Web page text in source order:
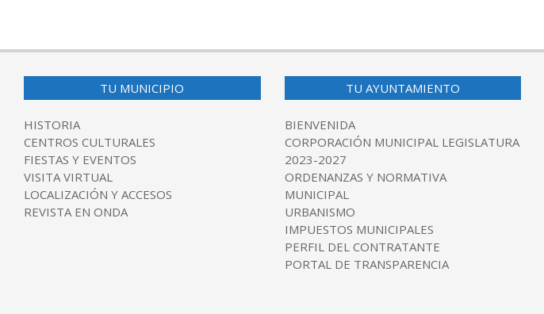
05-
TU MUNICIPIO
HISTORIA
CENTROS CULTURALES
FIESTAS Y EVENTOS
VISITA VIRTUAL
LOCALIZACIÓN Y ACCESOS
REVISTA EN ONDA
TU AYUNTAMIENTO
BIENVENIDA
CORPORACIÓN MUNICIPAL LEGISLATURA
2023-2027
ORDENANZAS Y NORMATIVA
MUNICIPAL
URBANISMO
IMPUESTOS MUNICIPALES
PERFIL DEL CONTRATANTE
PORTAL DE TRANSPARENCIA